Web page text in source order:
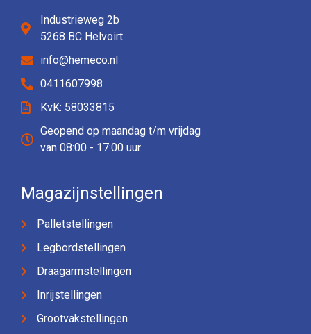
Industrieweg 2b
5268 BC Helvoirt
info@hemeco.nl
0411607998
KvK: 58033815
Geopend op maandag t/m vrijdag
van 08:00 - 17:00 uur
Magazijnstellingen
Palletstellingen
Legbordstellingen
Draagarmstellingen
Inrijstellingen
Grootvakstellingen